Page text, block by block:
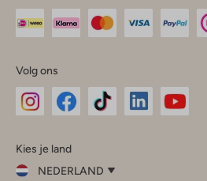
Volg ons
InstagramFacebook
Kies je land
NEDERLAND